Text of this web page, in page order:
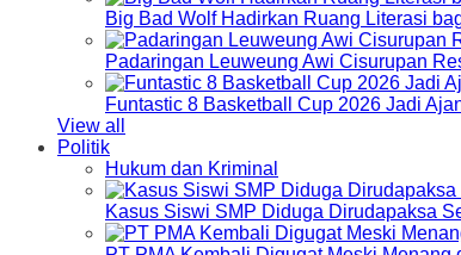
Big Bad Wolf Hadirkan Ruang Literasi
Padaringan Leuweung Awi Cisurupan
Funtastic 8 Basketball Cup 2026 Jadi
View all
Politik
Hukum dan Kriminal
Kasus Siswi SMP Diduga Dirudapaksa